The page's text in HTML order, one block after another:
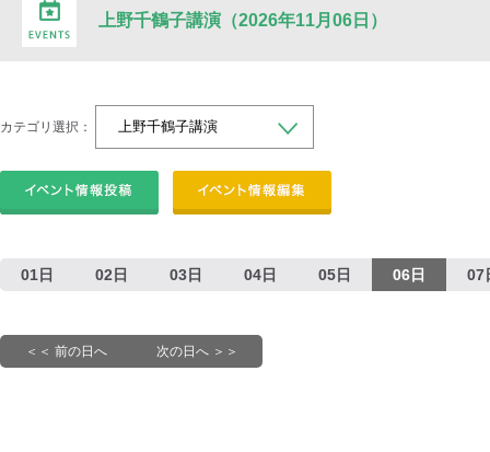
上野千鶴子講演（2026年11月06日）
カテゴリ選択：
01日 02日 03日 04日 05日 06日 07
＜＜ 前の日へ 次の日へ ＞＞